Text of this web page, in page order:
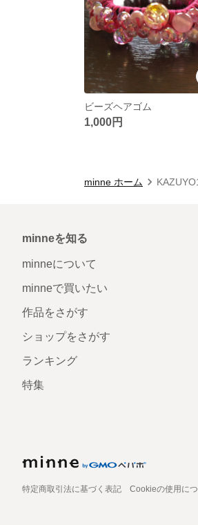
ビーズヘアゴム
1,000円
minne ホーム
minneを知る
minneについて
minneで買いたい
作品をさがす
ショップをさがす
ランキング
特集
特定商取引法に基づく表記 Cookieの使用に